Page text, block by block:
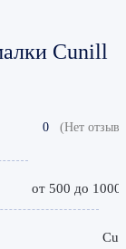
Cunill
0 (Нет
от 500 до